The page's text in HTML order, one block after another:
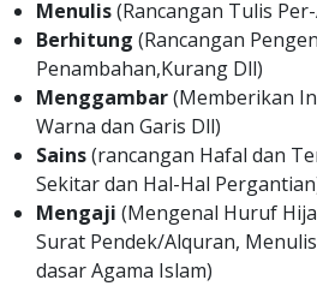
Menulis(Rancangan Tulis
Berhitung (Rancangan
Penambahan,Kurang Dll)
Menggambar(Memberikan
Warna dan Garis Dll)
Sains(rancangan Hafal dan
Sekitar dan Hal-Hal
Mengaji (Mengenal Huruf
Surat Pendek/Alquran,
dasar Agama Islam)